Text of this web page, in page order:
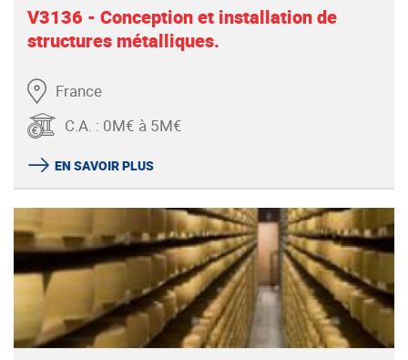
V3136 - Conception et installation de
structures métalliques.
France
C.A. : 0M€ à 5M€
EN SAVOIR PLUS